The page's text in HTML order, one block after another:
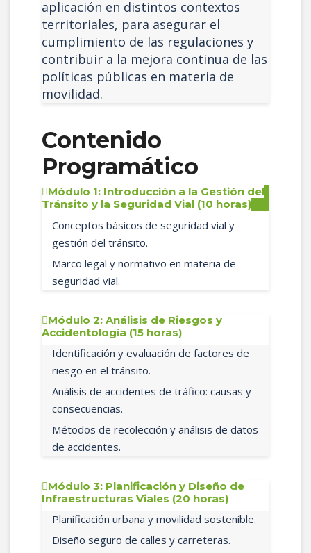
aplicación en distintos contextos
territoriales, para asegurar el
cumplimiento de las regulaciones y
contribuir a la mejora continua de las
políticas públicas en materia de
movilidad.
Contenido
Programático
Módulo 1: Introducción a la Gestión del
Tránsito y la Seguridad Vial (10 horas)
Conceptos básicos de seguridad vial y
gestión del tránsito.
Marco legal y normativo en materia de
seguridad vial.
Módulo 2: Análisis de Riesgos y
Accidentología (15 horas)
Identificación y evaluación de factores de
riesgo en el tránsito.
Análisis de accidentes de tráfico: causas y
consecuencias.
Métodos de recolección y análisis de datos
de accidentes.
Módulo 3: Planificación y Diseño de
Infraestructuras Viales (20 horas)
Planificación urbana y movilidad sostenible.
Diseño seguro de calles y carreteras.